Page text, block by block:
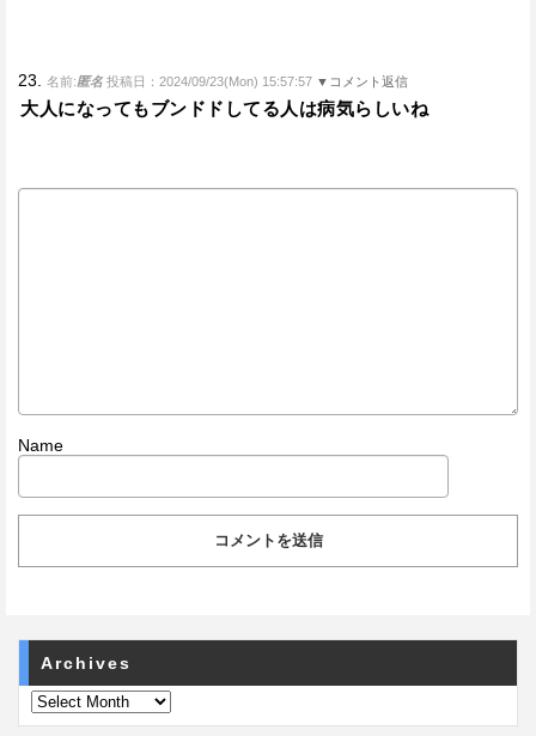
23. 名前:匿名 投稿日：2024/09/23(Mon) 15:57:57 ▼コメント返信
大人になってもブンドドしてる人は病気らしいね
Name
Archives